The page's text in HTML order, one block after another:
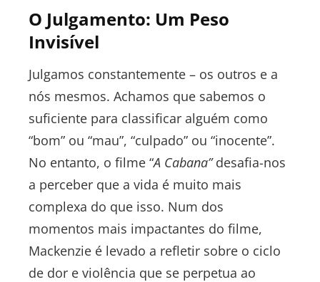
O Julgamento: Um Peso
Invisível
Julgamos constantemente – os outros e a
nós mesmos. Achamos que sabemos o
suficiente para classificar alguém como
“bom” ou “mau”, “culpado” ou “inocente”.
No entanto, o filme “A Cabana”desafia-nos
a perceber que a vida é muito mais
complexa do que isso. Num dos
momentos mais impactantes do filme,
Mackenzie é levado a refletir sobre o ciclo
de dor e violência que se perpetua ao